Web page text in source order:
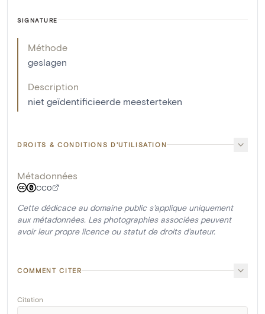
SIGNATURE
Méthode
geslagen
Description
niet geïdentificieerde meesterteken
DROITS & CONDITIONS D'UTILISATION
Métadonnées
CC0
Cette dédicace au domaine public s'applique uniquement
aux métadonnées. Les photographies associées peuvent
avoir leur propre licence ou statut de droits d'auteur.
COMMENT CITER
Citation